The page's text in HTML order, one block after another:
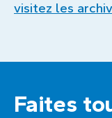
visitez les
Faites